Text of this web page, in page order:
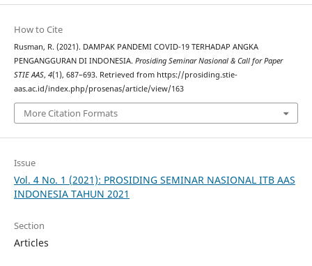
How to Cite
Rusman, R. (2021). DAMPAK PANDEMI COVID-19 TERHADAP ANGKA
PENGANGGURAN DI INDONESIA. Prosiding Seminar Nasional & Call for Paper
STIE AAS, 4(1), 687–693. Retrieved from https://prosiding.stie-
aas.ac.id/index.php/prosenas/article/view/163
More Citation Formats
Issue
Vol. 4 No. 1 (2021): PROSIDING SEMINAR NASIONAL ITB AAS
INDONESIA TAHUN 2021
Section
Articles